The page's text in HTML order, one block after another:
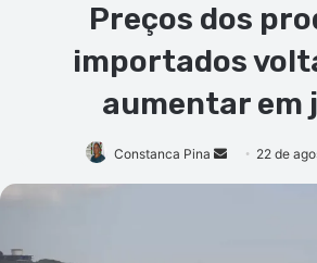
Preços dos
importados
aumentar em
Constanca Pina
Mande22 de